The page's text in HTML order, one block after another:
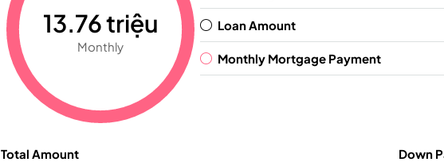
13.76 triệu
Monthly
Loan Amount
Monthly Mortgage Payment
Total Amount Down